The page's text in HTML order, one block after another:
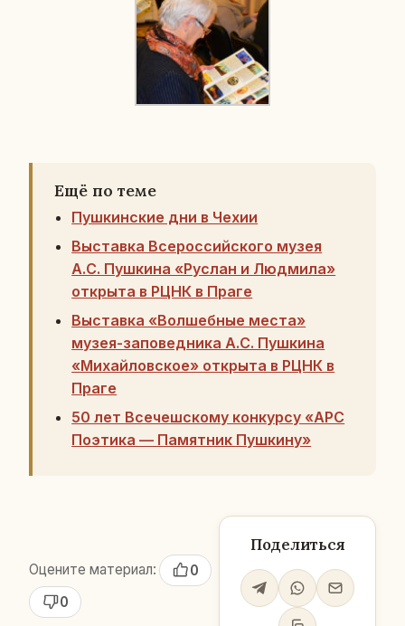
Ещё по теме
Пушкинские дни в Чехии
Выставка Всероссийского музея
А.С. Пушкина «Руслан и Людмила»
открыта в РЦНК в Праге
Выставка «Волшебные места»
музея-заповедника А.С. Пушкина
«Михайловское» открыта в РЦНК в
Праге
50 лет Всечешскому конкурсу «АРС
Поэтика — Памятник Пушкину»
Оцените материал:
0
0
Поделиться